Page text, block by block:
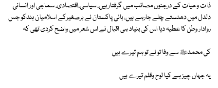
ذات وحیات کے درجنوں مصائب میں گرفتار ہیں، سیاسی،اقتصادی، سماجی اور انسانی
دلدل میں دھنستے چلے جارہے ہیں، بانی پاکستان نے برصغیرکے اسلامیان ہندکو جس
روادار وطن کا عطیہ دیا اس کی بنیاد ہی اقبال نے اس شعر میں واضح کردی تھی کہ
کی محمدﷺ سے وفا تو نے تو ہم تیرے ہیں
یہ جہاں چیز ہے کیا لوح وقلم تیرے ہیں